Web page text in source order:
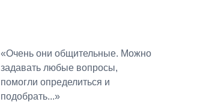
«Очень они общительные. Можно
задавать любые вопросы,
помогли определиться и
подобрать...»